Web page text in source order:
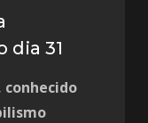
dia 31